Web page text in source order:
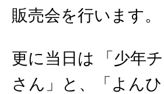
販売会を行います。
更に当日は 「少年
さん」と、「よん